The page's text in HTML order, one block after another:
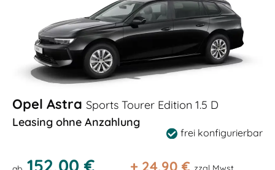
Opel Astra Sports Tourer Edition 1.5 D
Leasing ohne Anzahlung
frei konfigurierbar
152,00 € + 24,90 €